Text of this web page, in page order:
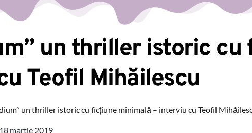
un thriller istoric
Teofil Mihăilescu
un thriller istoric cu ficțiune minimală – interviu cu Teofil
18 martie 2019